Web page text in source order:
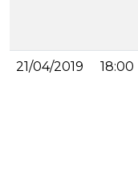
21/04/2019 18:00